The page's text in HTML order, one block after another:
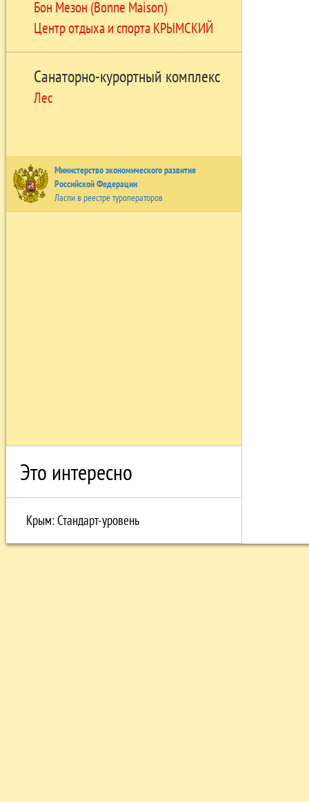
Бон Мезон (Bonne Maison)
Центр отдыха и спорта КРЫМСКИЙ
Санаторно-курортный комплекс
Лес
Министерство экономического развития
Российской Федерации
Ласпи в реестре туроператоров
Это интересно
Крым: Стандарт-уровень